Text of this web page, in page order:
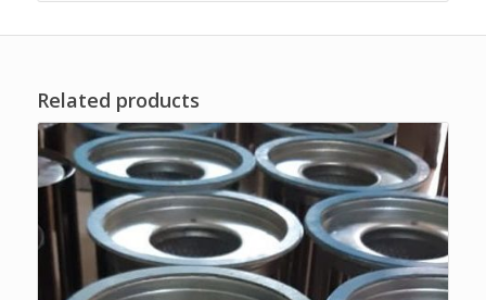
Related products